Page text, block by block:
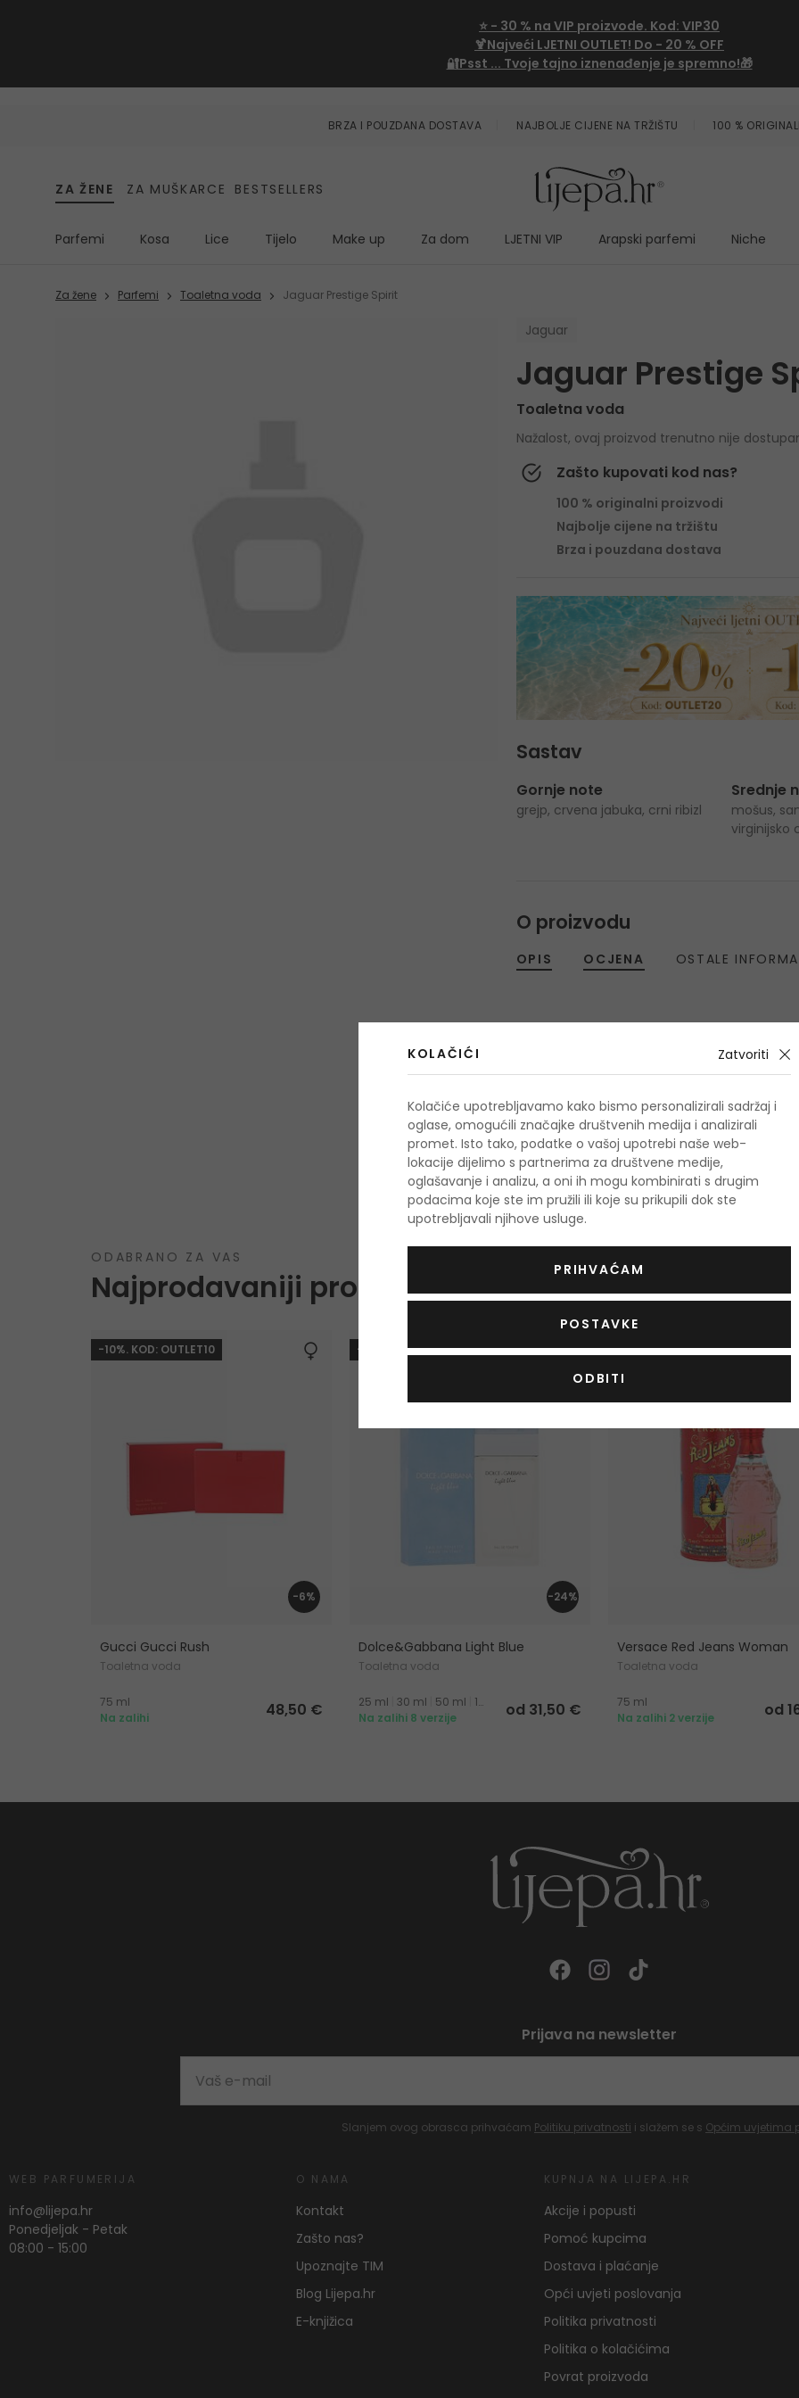
⭐ - 30 % na VIP proizvode. Kod: VIP30
🍹Najveći LJETNI OUTLET! Do - 20 % OFF
🔐Psst ... Tvoje tajno iznenađenje je spremno!🎁
BRZA I POUZDANA DOSTAVA NAJBOLJE CIJENE NA TRŽIŠTU 100 %
ZA ŽENE ZA MUŠKARCE BESTSELLERS
Parfemi Kosa Lice Tijelo Make up Za dom LJETNI VIP Arapski parfemi Niche
Za žene Parfemi Toaletna voda Jaguar Prestige Spirit
Jaguar
Jaguar Prestige
Toaletna voda
Nažalost, ovaj proizvod trenutno nije
Zašto kupovati kod nas?
100 % originalni proizvodi
Najbolje cijene na tržištu
Brza i pouzdana dostava
Sastav
Gornje note
grejp, crvena jabuka, crni ribizl
Srednje
mošus,
virginijsko
O proizvodu
OPIS OCJENA
Još nema
Podaci
OSTALE
ODABRANO ZA VAS
Najprodavaniji proizvodi
-10%. KOD: OUTLET10
-6%
Gucci Gucci Rush
Toaletna voda
75 ml
Na zalihi
48,50 €
-10%. KOD: OUTLET10
-24%
Dolce&Gabbana Light Blue
Toaletna voda
25 ml 30 ml 50 ml 100 ml
200 ml
Na zalihi 8 verzije
od 31,50 €
Versace Red Jeans Woman
Toaletna voda
75 ml
Na zalihi 2 verzije
od
Prijava na newsletter
Slanjem ovog obrasca prihvaćam Politiku privatnosti i slažem se s Općim uvjetima
WEB PARFUMERIJA
info@lijepa.hr
Ponedjeljak - Petak
08:00 - 15:00
O NAMA
Kontakt
Zašto nas?
Upoznajte TIM
Blog Lijepa.hr
E-knjižica
KUPNJA NA LIJEPA.HR
Akcije i popusti
Pomoć kupcima
Dostava i plaćanje
Opći uvjeti poslovanja
Politika privatnosti
Politika o kolačićima
Povrat proizvoda
KOLAČIĆI Zatvoriti
Kolačiće upotrebljavamo kako bismo personalizirali sadržaj i
oglase, omogućili značajke društvenih medija i analizirali
promet. Isto tako, podatke o vašoj upotrebi naše web-
lokacije dijelimo s partnerima za društvene medije,
oglašavanje i analizu, a oni ih mogu kombinirati s drugim
podacima koje ste im pružili ili koje su prikupili dok ste
upotrebljavali njihove usluge.
PRIHVAĆAM
POSTAVKE
ODBITI